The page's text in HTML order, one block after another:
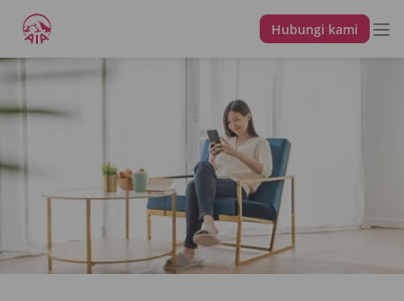
Hubungi kami